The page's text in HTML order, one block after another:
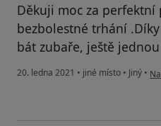
Děkuji moc za
bezbolestné trhání
bát zubaře, ještě
20. ledna 2021 • jiné místo • Jiný •